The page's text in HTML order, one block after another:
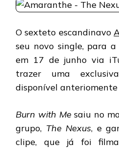
SINGLE
E
NA
SEMANA
O sexteto escandinavo
seu novo single, para
em 17 de junho via
trazer uma
disponível anteriomente
Burn with Me saiu no
grupo, The Nexus, e
clipe, que já foi